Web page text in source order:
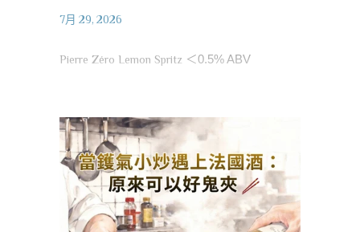
7月 29, 2026
Pierre Zéro Lemon Spritz ＜0.5% ABV